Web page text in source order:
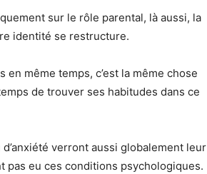
sur le rôle parental, là aussi, la
identité se restructure.
même temps, c’est la même chose
de trouver ses habitudes dans ce
verront aussi globalement leur
pas eu ces conditions psychologiques.